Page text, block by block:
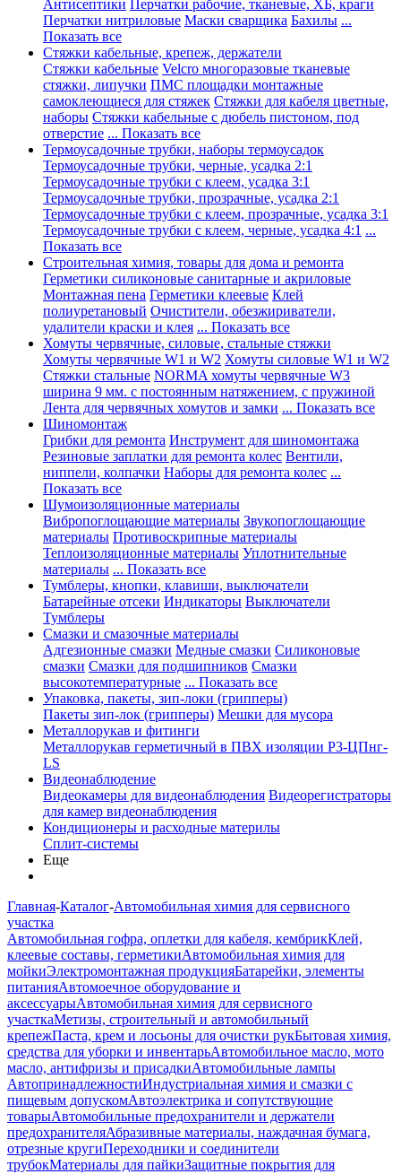
Антисептики Перчатки рабочие, тканевые, ХБ, краги
Перчатки нитриловые Маски сварщика Бахилы ...
Показать все
Стяжки кабельные, крепеж, держатели
Стяжки кабельные Velcro многоразовые тканевые
стяжки, липучки ПМС площадки монтажные
самоклеющиеся для стяжек Стяжки для кабеля цветные,
наборы Стяжки кабельные с дюбель пистоном, под
отверстие ... Показать все
Термоусадочные трубки, наборы термоусадок
Термоусадочные трубки, черные, усадка 2:1
Термоусадочные трубки с клеем, усадка 3:1
Термоусадочные трубки, прозрачные, усадка 2:1
Термоусадочные трубки с клеем, прозрачные, усадка 3:1
Термоусадочные трубки с клеем, черные, усадка 4:1 ...
Показать все
Строительная химия, товары для дома и ремонта
Герметики силиконовые санитарные и акриловые
Монтажная пена Герметики клеевые Клей
полиуретановый Очистители, обезжириватели,
удалители краски и клея ... Показать все
Хомуты червячные, силовые, стальные стяжки
Хомуты червячные W1 и W2 Хомуты силовые W1 и W2
Стяжки стальные NORMA хомуты червячные W3
ширина 9 мм. с постоянным натяжением, с пружиной
Лента для червячных хомутов и замки ... Показать все
Шиномонтаж
Грибки для ремонта Инструмент для шиномонтажа
Резиновые заплатки для ремонта колес Вентили,
ниппели, колпачки Наборы для ремонта колес ...
Показать все
Шумоизоляционные материалы
Вибропоглощающие материалы Звукопоглощающие
материалы Противоскрипные материалы
Теплоизоляционные материалы Уплотнительные
материалы ... Показать все
Тумблеры, кнопки, клавиши, выключатели
Батарейные отсеки Индикаторы Выключатели
Тумблеры
Смазки и смазочные материалы
Адгезионные смазки Медные смазки Силиконовые
смазки Смазки для подшипников Смазки
высокотемпературные ... Показать все
Упаковка, пакеты, зип-локи (грипперы)
Пакеты зип-лок (грипперы) Мешки для мусора
Металлорукав и фитинги
Металлорукав герметичный в ПВХ изоляции Р3-ЦПнг-
LS
Видеонаблюдение
Видеокамеры для видеонаблюдения Видеорегистраторы
для камер видеонаблюдения
Кондиционеры и расходные материлы
Сплит-системы
Еще
Главная-Каталог-Автомобильная химия для сервисного
участка
Автомобильная гофра, оплетки для кабеля, кембрикКлей,
клеевые составы, герметикиАвтомобильная химия для
мойкиЭлектромонтажная продукцияБатарейки, элементы
питанияАвтомоечное оборудование и
аксессуарыАвтомобильная химия для сервисного
участкаМетизы, строительный и автомобильный
крепежПаста, крем и лосьоны для очистки рукБытовая химия,
средства для уборки и инвентарьАвтомобильное масло, мото
масло, антифризы и присадкиАвтомобильные лампы
АвтопринадлежностиИндустриальная химия и смазки с
пищевым допускомАвтоэлектрика и сопутствующие
товарыАвтомобильные предохранители и держатели
предохранителяАбразивные материалы, наждачная бумага,
отрезные кругиПереходники и соединители
трубокМатериалы для пайкиЗащитные покрытия для